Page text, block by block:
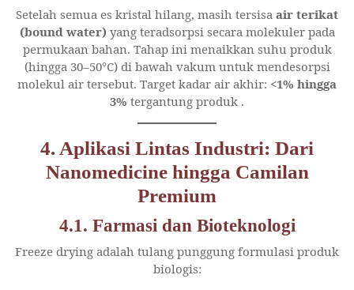
Setelah semua es kristal hilang, masih tersisa air terikat
(bound water) yang teradsorpsi secara molekuler pada
permukaan bahan. Tahap ini menaikkan suhu produk
(hingga 30–50°C) di bawah vakum untuk mendesorpsi
molekul air tersebut. Target kadar air akhir: <1% hingga
3% tergantung produk .
4. Aplikasi Lintas Industri: Dari
Nanomedicine hingga Camilan
Premium
4.1. Farmasi dan Bioteknologi
Freeze drying adalah tulang punggung formulasi produk
biologis: